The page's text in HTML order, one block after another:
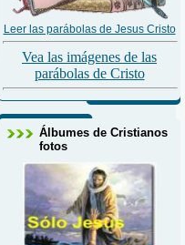
Leer las parábolas de Jesus Cristo
Vea las imágenes de las
parábolas de Cristo
Álbumes de Cristianos
fotos